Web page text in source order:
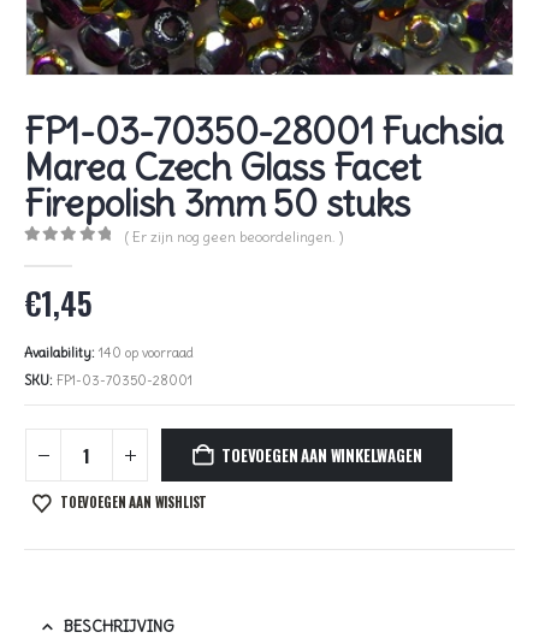
FP1-03-70350-28001 Fuchsia
Marea Czech Glass Facet
Firepolish 3mm 50 stuks
( Er zijn nog geen beoordelingen. )
€1,45
Availability: 140 op voorraad
SKU: FP1-03-70350-28001
TOEVOEGEN AAN WINKELWAGEN
TOEVOEGEN AAN WISHLIST
BESCHRIJVING